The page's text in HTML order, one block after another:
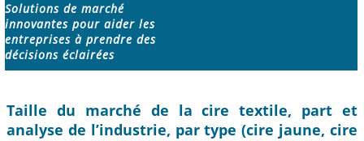
Solutions de marché
innovantes pour aider les
entreprises à prendre des
décisions éclairées
Taille du marché de la cire textile, part et
analyse de l’industrie, par type (cire jaune, cire